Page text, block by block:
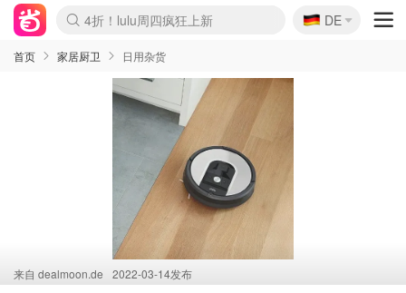
Boticinal 夏促开抢！
4折！lulu周四疯狂上新
还没结束！&OtherStories大促
Joybuy变相75折 随时失效
速领！Stanley独家85折
疑似霸哥！Camper额外叠85折
Zalando 奥莱闪促！每日更新
Moncler反季囤！5折起+叠9折
Coach Brooklyn仅€192
🇩🇪
DE
首页 家居厨卫 日用杂货
来自 dealmoon.de 2022-03-14发布